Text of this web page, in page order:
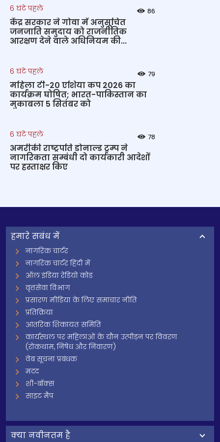
6 घंटे पहले 86
केंद्र सरकार ने गोवा में अनुसूचित
जनजाति समुदाय को राजनीतिक
आरक्षण देने वाले अधिनियम की...
6 घंटे पहले 79
महिला टी-20 एशिया कप 2026 का
कार्यक्रम घोषित; भारत-पाकिस्तान का
मुकाबला 5 सितंबर को
6 घंटे पहले 78
अमरीकी राष्ट्रपति डोनाल्ड ट्रम्प ने
नागरिकता सम्बंधी दो कार्यकारी आदेशों
पर हस्ताक्षर किए
हमारे सबंध में
नागरिक चार्टर
नागरिक चार्टर हिंदी में
ऑल इंडिया रेडियो कोड
वृत्तसेवा विभाग
प्रसारण मीडिया के लिए समाचार नीति
प्रतिक्रिया
आंतरिक शिकायत समिति
कार्यस्थल पर महिलाओं के यौन उत्पीड़न पर विवरण
(रोकथाम, निषेध और निवारण)
वेब सूचना प्रबंधक
मदद
शी-बॉक्स
साइट मैप
क्‍या नवीनतम है